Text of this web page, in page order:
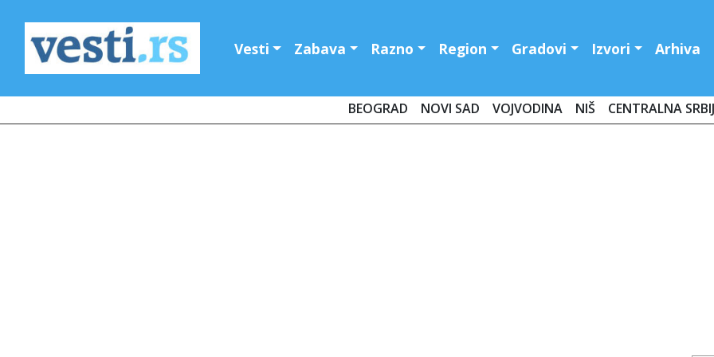
Vesti Zabava Razno Region Gradovi Izvori Arhiva
BEOGRAD NOVI SAD VOJVODINA NIŠ CENTRALNA